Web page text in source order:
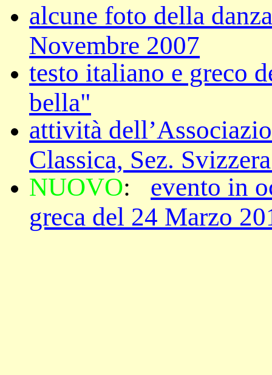
alcune foto della
Novembre 2007
testo italiano e greco
bella"
attività
Classica, Sez.
NUOVO: evento in
greca del 24 Marzo